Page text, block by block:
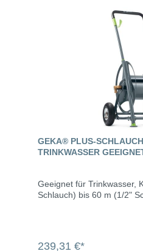
GEKA® PLUS-
TRINKWASSER
Geeignet für Trinkwasser,
Schlauch) bis 60 m (1/2"
239,31 €*